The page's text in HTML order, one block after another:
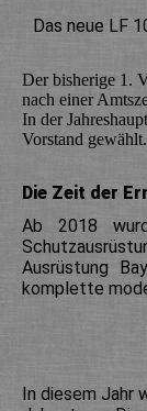
Das neue LF
Der bisherige 1.
nach einer
In der
Vorstand gewählt.
Die Zeit der
Ab 2018
Ausrüstung
komplette
In diesem Jahr